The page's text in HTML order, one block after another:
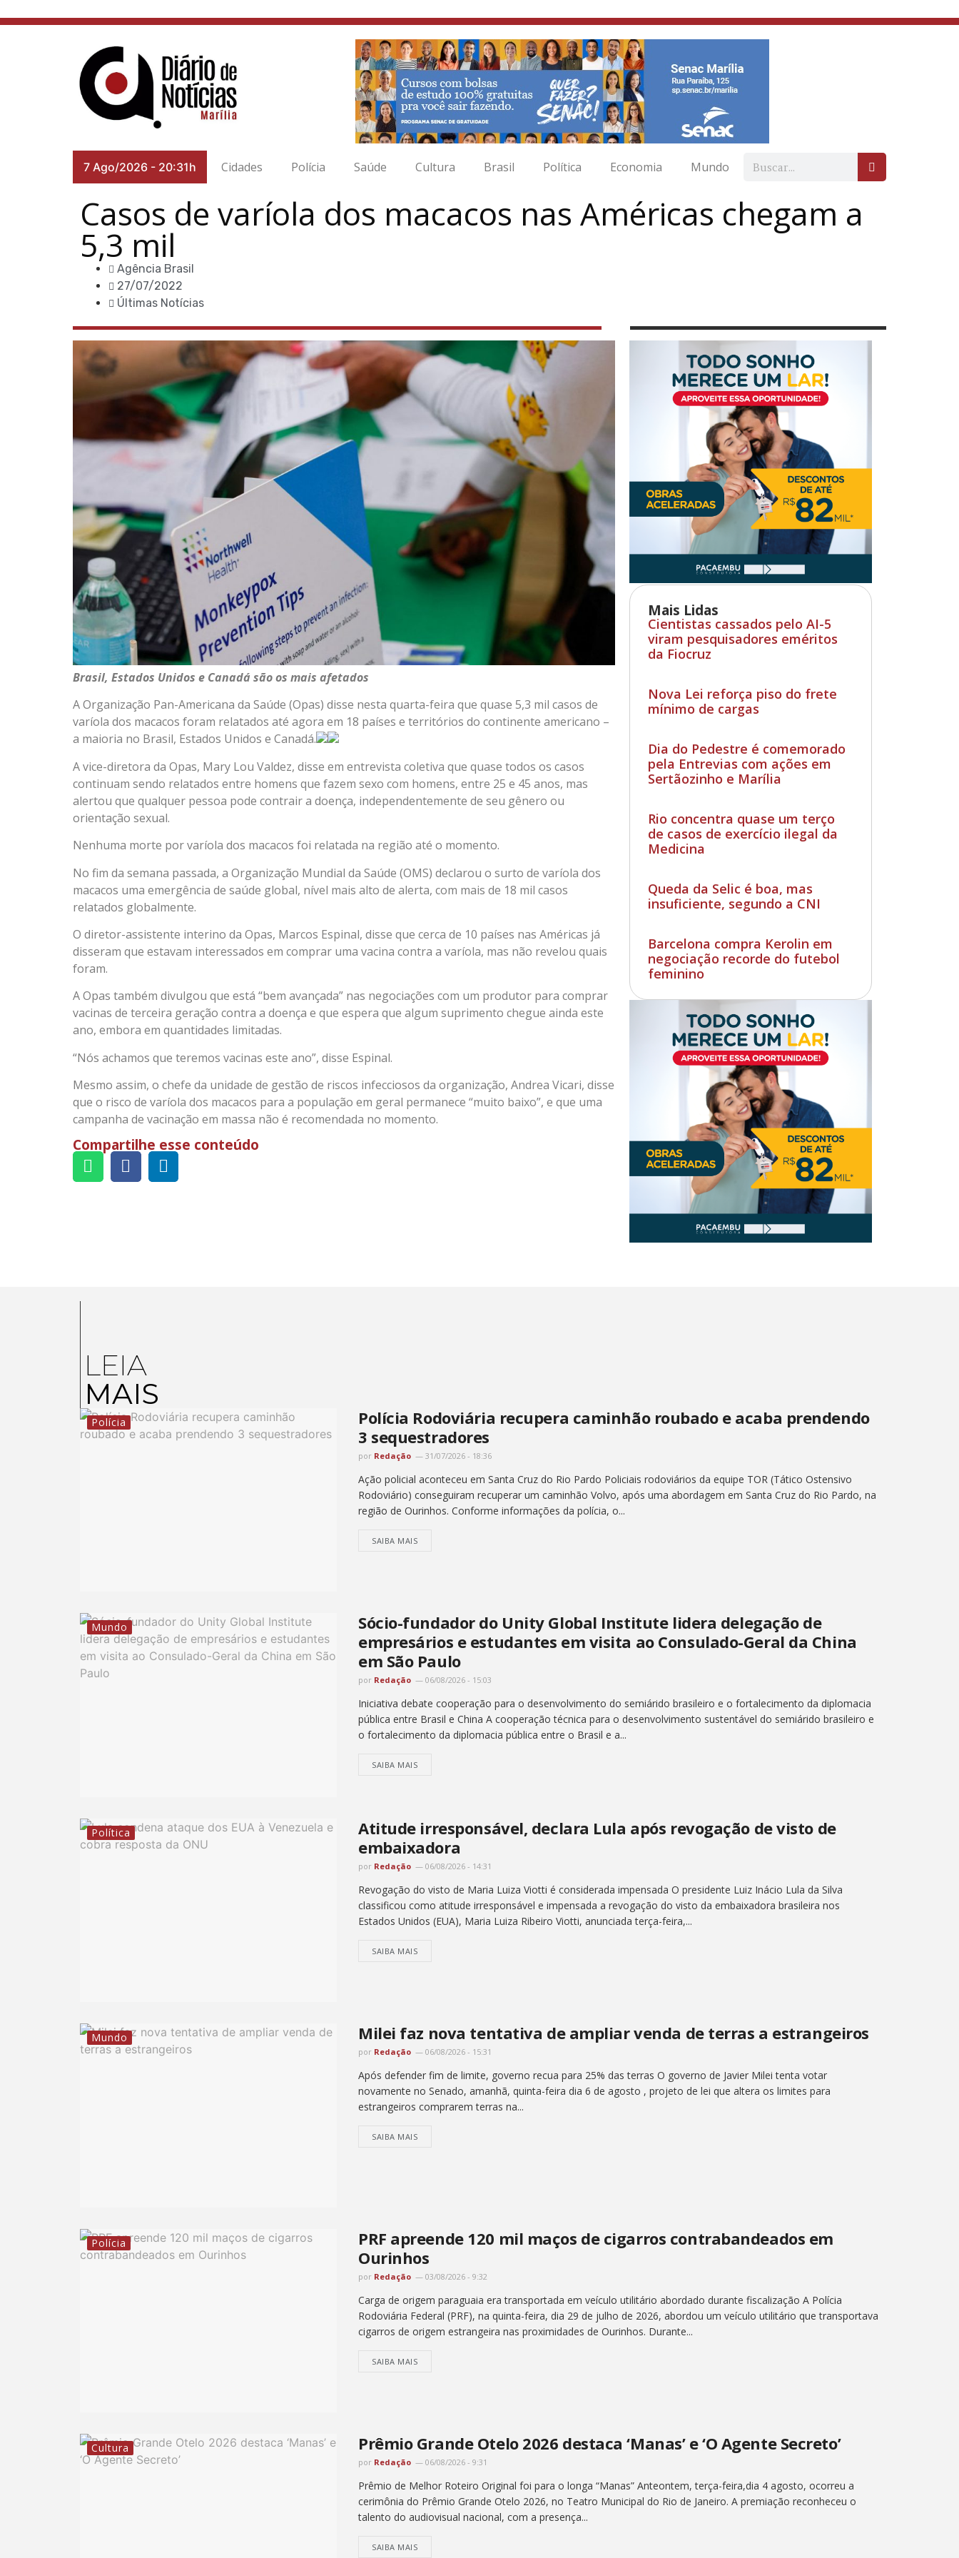
7 Ago/2026 - 20:31h Cidades Polícia Saúde Cultura Brasil Política Economia Mundo
Casos de varíola dos macacos nas Américas chegam a
5,3 mil
Agência Brasil
27/07/2022
Últimas Notícias
Mais Lidas
Cientistas cassados pelo AI-5
viram pesquisadores eméritos
da Fiocruz
Nova Lei reforça piso do frete
mínimo de cargas
Dia do Pedestre é comemorado
pela Entrevias com ações em
Sertãozinho e Marília
Rio concentra quase um terço
de casos de exercício ilegal da
Medicina
Queda da Selic é boa, mas
insuficiente, segundo a CNI
Barcelona compra Kerolin em
negociação recorde do futebol
feminino
Brasil, Estados Unidos e Canadá são os mais afetados
A Organização Pan-Americana da Saúde (Opas) disse nesta quarta-feira que quase 5,3 mil casos de
varíola dos macacos foram relatados até agora em 18 países e territórios do continente americano –
a maioria no Brasil, Estados Unidos e Canadá.
A vice-diretora da Opas, Mary Lou Valdez, disse em entrevista coletiva que quase todos os casos
continuam sendo relatados entre homens que fazem sexo com homens, entre 25 e 45 anos, mas
alertou que qualquer pessoa pode contrair a doença, independentemente de seu gênero ou
orientação sexual.
Nenhuma morte por varíola dos macacos foi relatada na região até o momento.
No fim da semana passada, a Organização Mundial da Saúde (OMS) declarou o surto de varíola dos
macacos uma emergência de saúde global, nível mais alto de alerta, com mais de 18 mil casos
relatados globalmente.
O diretor-assistente interino da Opas, Marcos Espinal, disse que cerca de 10 países nas Américas já
disseram que estavam interessados em comprar uma vacina contra a varíola, mas não revelou quais
foram.
A Opas também divulgou que está “bem avançada” nas negociações com um produtor para comprar
vacinas de terceira geração contra a doença e que espera que algum suprimento chegue ainda este
ano, embora em quantidades limitadas.
“Nós achamos que teremos vacinas este ano”, disse Espinal.
Mesmo assim, o chefe da unidade de gestão de riscos infecciosos da organização, Andrea Vicari, disse
que o risco de varíola dos macacos para a população em geral permanece “muito baixo”, e que uma
campanha de vacinação em massa não é recomendada no momento.
Compartilhe esse conteúdo
LEIA
MAIS
Polícia
Polícia Rodoviária recupera caminhão roubado e acaba prendendo
3 sequestradores
por Redação 31/07/2026 - 18:36
Ação policial aconteceu em Santa Cruz do Rio Pardo Policiais rodoviários da equipe TOR (Tático Ostensivo
Rodoviário) conseguiram recuperar um caminhão Volvo, após uma abordagem em Santa Cruz do Rio Pardo, na
região de Ourinhos. Conforme informações da polícia, o...
SAIBA MAIS
Mundo
Sócio-fundador do Unity Global Institute lidera delegação de
empresários e estudantes em visita ao Consulado-Geral da China
em São Paulo
por Redação 06/08/2026 - 15:03
Iniciativa debate cooperação para o desenvolvimento do semiárido brasileiro e o fortalecimento da diplomacia
pública entre Brasil e China A cooperação técnica para o desenvolvimento sustentável do semiárido brasileiro e
o fortalecimento da diplomacia pública entre o Brasil e a...
SAIBA MAIS
Política
Atitude irresponsável, declara Lula após revogação de visto de
embaixadora
por Redação 06/08/2026 - 14:31
Revogação do visto de Maria Luiza Viotti é considerada impensada O presidente Luiz Inácio Lula da Silva
classificou como atitude irresponsável e impensada a revogação do visto da embaixadora brasileira nos
Estados Unidos (EUA), Maria Luiza Ribeiro Viotti, anunciada terça-feira,...
SAIBA MAIS
Mundo Milei faz nova tentativa de ampliar venda de terras a estrangeiros
por Redação 06/08/2026 - 15:31
Após defender fim de limite, governo recua para 25% das terras O governo de Javier Milei tenta votar
novamente no Senado, amanhã, quinta-feira dia 6 de agosto , projeto de lei que altera os limites para
estrangeiros comprarem terras na...
SAIBA MAIS
Polícia
PRF apreende 120 mil maços de cigarros contrabandeados em
Ourinhos
por Redação 03/08/2026 - 9:32
Carga de origem paraguaia era transportada em veículo utilitário abordado durante fiscalização A Polícia
Rodoviária Federal (PRF), na quinta-feira, dia 29 de julho de 2026, abordou um veículo utilitário que transportava
cigarros de origem estrangeira nas proximidades de Ourinhos. Durante...
SAIBA MAIS
Cultura Prêmio Grande Otelo 2026 destaca ‘Manas’ e ‘O Agente Secreto’
por Redação 06/08/2026 - 9:31
Prêmio de Melhor Roteiro Original foi para o longa “Manas” Anteontem, terça-feira,dia 4 agosto, ocorreu a
cerimônia do Prêmio Grande Otelo 2026, no Teatro Municipal do Rio de Janeiro. A premiação reconheceu o
talento do audiovisual nacional, com a presença...
SAIBA MAIS